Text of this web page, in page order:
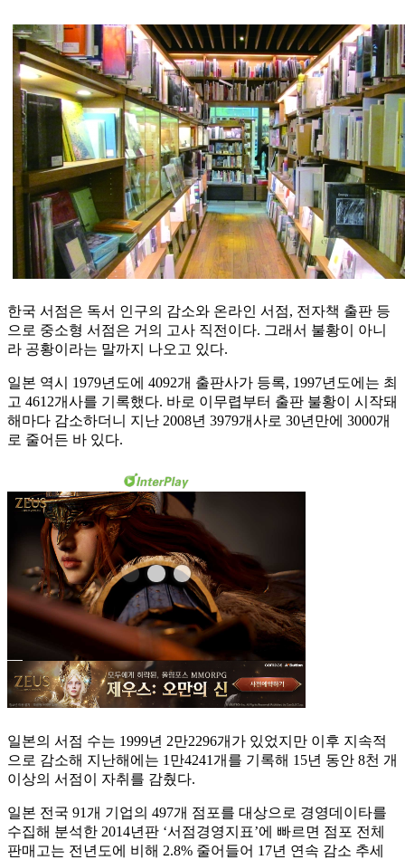
한국 서점은 독서 인구의 감소와 온라인 서점, 전자책 출판 등
으로 중소형 서점은 거의 고사 직전이다. 그래서 불황이 아니
라 공황이라는 말까지 나오고 있다.
일본 역시 1979년도에 4092개 출판사가 등록, 1997년도에는 최
고 4612개사를 기록했다. 바로 이무렵부터 출판 불황이 시작돼
해마다 감소하더니 지난 2008년 3979개사로 30년만에 3000개
로 줄어든 바 있다.
일본의 서점 수는 1999년 2만2296개가 있었지만 이후 지속적
으로 감소해 지난해에는 1만4241개를 기록해 15년 동안 8천 개
이상의 서점이 자취를 감췄다.
일본 전국 91개 기업의 497개 점포를 대상으로 경영데이타를
수집해 분석한 2014년판 ‘서점경영지표’에 빠르면 점포 전체
판매고는 전년도에 비해 2.8% 줄어들어 17년 연속 감소 추세